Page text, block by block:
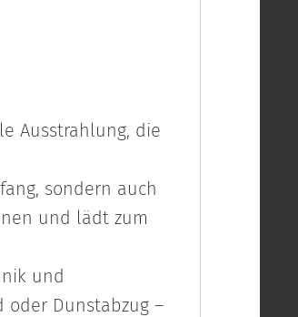
Ausstrahlung, die
sondern auch
und lädt zum
und
oder Dunstabzug –